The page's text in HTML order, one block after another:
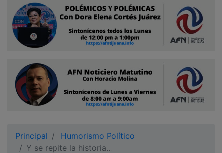
Principal
Humorismo Político
Y se repite la historia...
AFN
Ventas
Contacto
Reportero
Ciudadano